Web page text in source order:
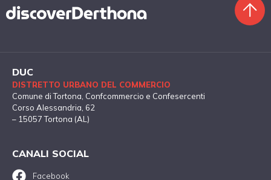
DUC
DISTRETTO URBANO DEL COMMERCIO
Comune di Tortona , Confcommercio e Confesercenti
Corso Alessandria, 62
– 15057 Tortona (AL)
CANALI SOCIAL
Facebook